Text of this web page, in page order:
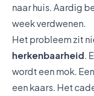
naar huis. Aardig
week verdwenen.
Het probleem zit
herkenbaarheid.
wordt een mok.
een kaars. Het